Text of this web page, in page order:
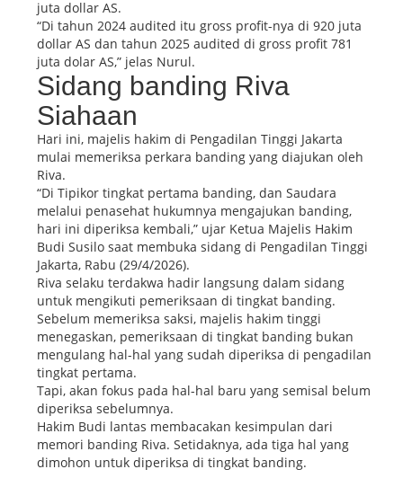
juta dollar AS.
“Di tahun 2024 audited itu gross profit-nya di 920 juta
dollar AS dan tahun 2025 audited di gross profit 781
juta dolar AS,” jelas Nurul.
Sidang banding Riva
Siahaan
Hari ini, majelis hakim di Pengadilan Tinggi Jakarta
mulai memeriksa perkara banding yang diajukan oleh
Riva.
“Di Tipikor tingkat pertama banding, dan Saudara
melalui penasehat hukumnya mengajukan banding,
hari ini diperiksa kembali,” ujar Ketua Majelis Hakim
Budi Susilo saat membuka sidang di Pengadilan Tinggi
Jakarta, Rabu (29/4/2026).
Riva selaku terdakwa hadir langsung dalam sidang
untuk mengikuti pemeriksaan di tingkat banding.
Sebelum memeriksa saksi, majelis hakim tinggi
menegaskan, pemeriksaan di tingkat banding bukan
mengulang hal-hal yang sudah diperiksa di pengadilan
tingkat pertama.
Tapi, akan fokus pada hal-hal baru yang semisal belum
diperiksa sebelumnya.
Hakim Budi lantas membacakan kesimpulan dari
memori banding Riva. Setidaknya, ada tiga hal yang
dimohon untuk diperiksa di tingkat banding.